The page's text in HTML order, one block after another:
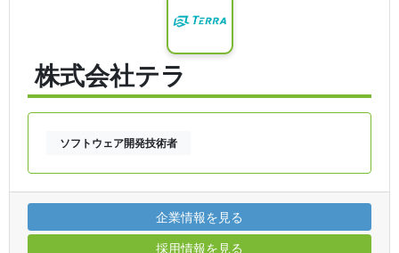
株式会社テラ
ソフトウェア開発技術者
企業情報を見る
採用情報を見る